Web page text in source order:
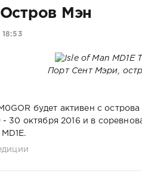
Остров Мэн
Порт Сент Мэри,
будет активен с
30 октября 2016 и в